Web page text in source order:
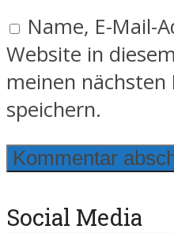
Name, E-Mail-
Website in
meinen
speichern.
Social Media